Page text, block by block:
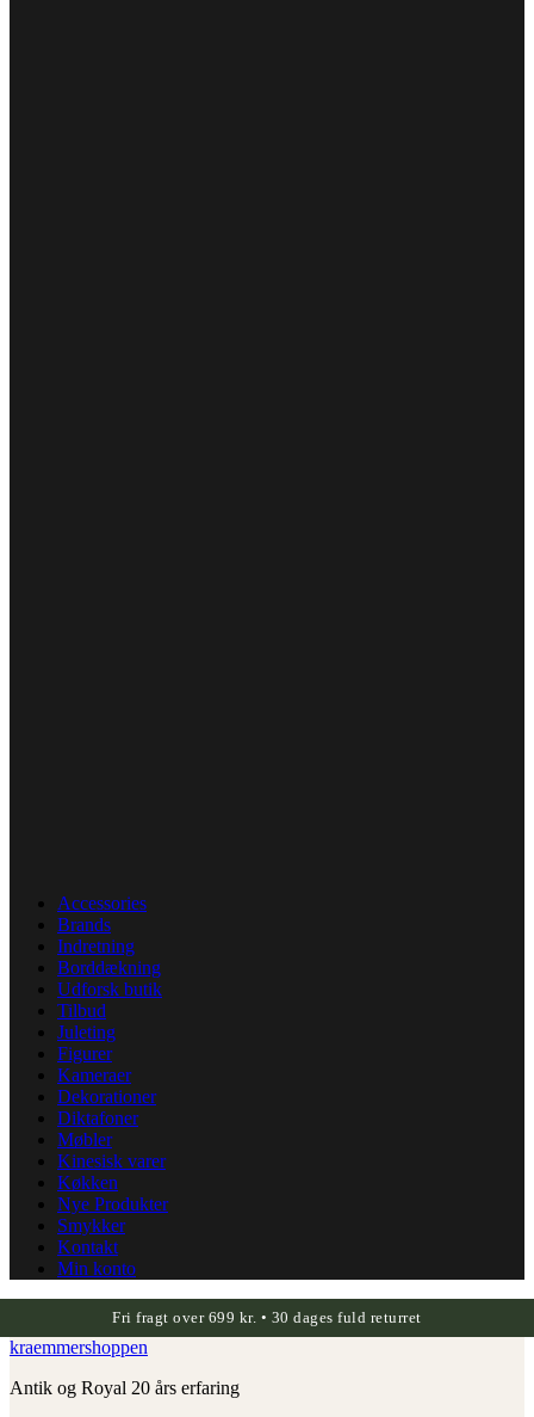
Accessories
Brands
Indretning
Borddækning
Udforsk butik
Tilbud
Juleting
Figurer
Kameraer
Dekorationer
Diktafoner
Møbler
Kinesisk varer
Køkken
Nye Produkter
Smykker
Kontakt
Min konto
Fri fragt over 699 kr. • 30 dages fuld returret
kraemmershoppen
Antik og Royal 20 års erfaring